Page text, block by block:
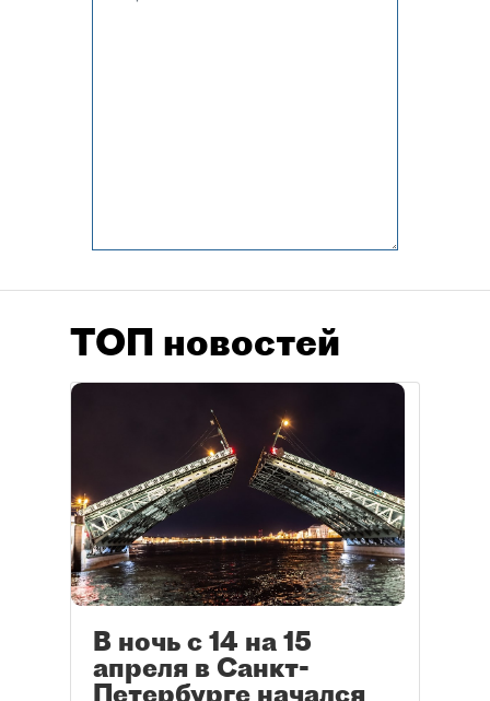
ТОП новостей
В ночь с 14 на 15
апреля в Санкт-
Петербурге начался